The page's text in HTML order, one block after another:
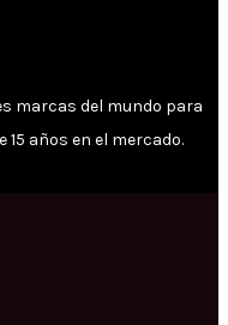
marcas del mundo para
15 años en el mercado.